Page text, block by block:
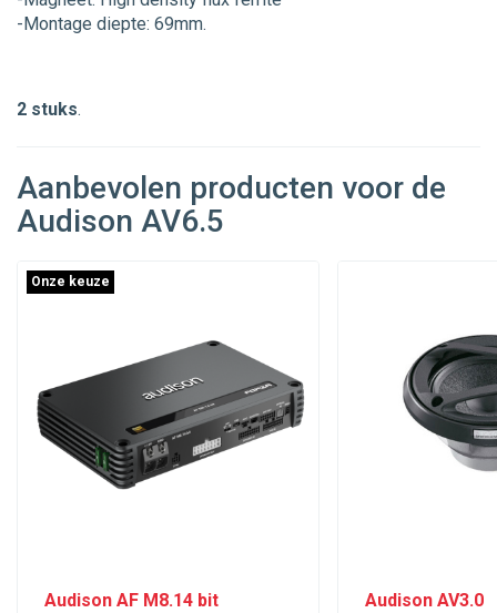
-Montage diepte: 69mm.
2 stuks.
Aanbevolen producten voor de
Audison AV6.5
Onze keuze
Audison AF M8.14 bit
Audison AV3.0